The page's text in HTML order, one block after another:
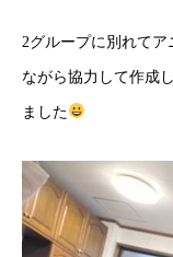
2グループに別れて
ながら協力して作成
ました